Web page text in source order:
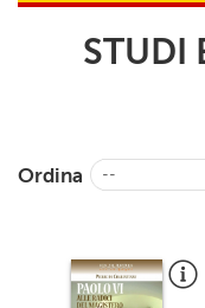
STUDI
Ordina --